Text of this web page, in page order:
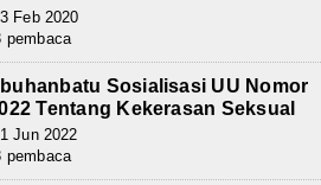
Feb 2020
pembaca
Sosialisasi UU Nomor
Tentang Kekerasan Seksual
Jun 2022
pembaca